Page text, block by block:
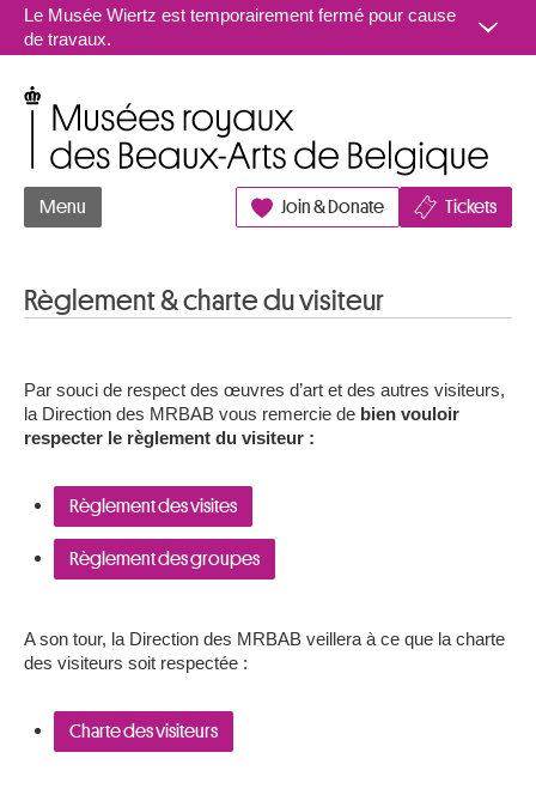
Aller au contenu
Le Musée Wiertz est temporairement fermé pour cause
de travaux.
Menu Join & Donate Tickets
Règlement & charte du visiteur
Par souci de respect des œuvres d’art et des autres visiteurs,
la Direction des MRBAB vous remercie de bien vouloir
respecter le règlement du visiteur :
Règlement des visites
Règlement des groupes
A son tour, la Direction des MRBAB veillera à ce que la charte
des visiteurs soit respectée :
Charte des visiteurs